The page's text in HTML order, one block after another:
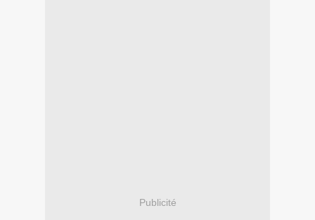
Publicité